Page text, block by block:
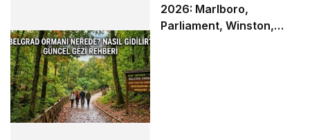
2026: Marlboro,
Parliament, Winston,